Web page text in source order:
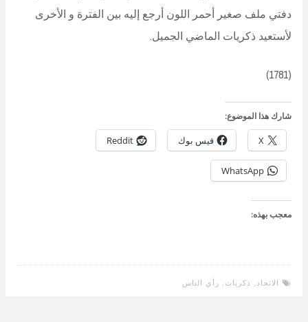
دفتي ملف صغير أحمر اللون أرجع إليه بين الفترة و الأخرى
لأستعيد ذكريات الماضي الجميل.
(1781)
شارك هذا الموضوع:
X فيس بوك Reddit
WhatsApp
معجب بهذه:
الاتحاد ذكريات رأي الناس